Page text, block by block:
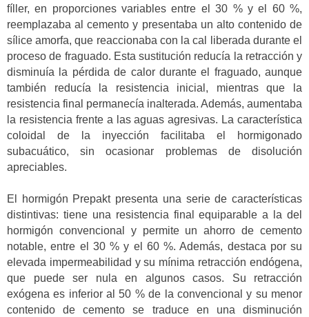
fíller, en proporciones variables entre el 30 % y el 60 %,
reemplazaba al cemento y presentaba un alto contenido de
sílice amorfa, que reaccionaba con la cal liberada durante el
proceso de fraguado. Esta sustitución reducía la retracción y
disminuía la pérdida de calor durante el fraguado, aunque
también reducía la resistencia inicial, mientras que la
resistencia final permanecía inalterada. Además, aumentaba
la resistencia frente a las aguas agresivas. La característica
coloidal de la inyección facilitaba el hormigonado
subacuático, sin ocasionar problemas de disolución
apreciables.
El hormigón Prepakt presenta una serie de características
distintivas: tiene una resistencia final equiparable a la del
hormigón convencional y permite un ahorro de cemento
notable, entre el 30 % y el 60 %. Además, destaca por su
elevada impermeabilidad y su mínima retracción endógena,
que puede ser nula en algunos casos. Su retracción
exógena es inferior al 50 % de la convencional y su menor
contenido de cemento se traduce en una disminución